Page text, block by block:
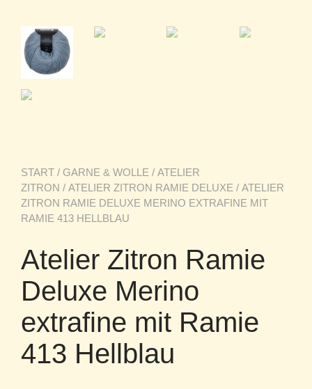
START / GARNE & WOLLE / ATELIER
ZITRON / ATELIER ZITRON RAMIE DELUXE / ATELIER
ZITRON RAMIE DELUXE MERINO EXTRAFINE MIT
RAMIE 413 HELLBLAU
Atelier Zitron Ramie
Deluxe Merino
extrafine mit Ramie
413 Hellblau